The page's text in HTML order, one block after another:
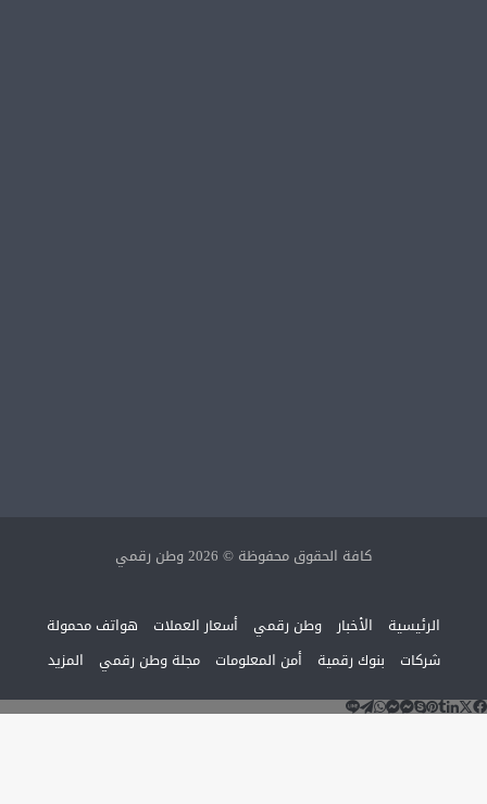
كافة الحقوق محفوظة © 2026 وطن رقمي
الرئيسية الأخبار وطن رقمي أسعار العملات هواتف محمولة
شركات بنوك رقمية أمن المعلومات مجلة وطن رقمي
المزيد
فيسبوك
‫X
لينكدإن
بينتيريست
سكايب
ماسنجر
ماسنجر
واتساب
تيلقرام
لاين